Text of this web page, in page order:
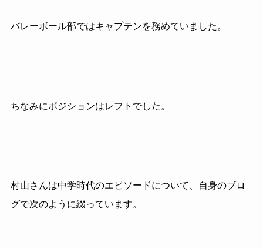
バレーボール部ではキャプテンを務めていました。
ちなみにポジションはレフトでした。
村山さんは中学時代のエピソードについて、自身のブロ
グで次のように綴っています。